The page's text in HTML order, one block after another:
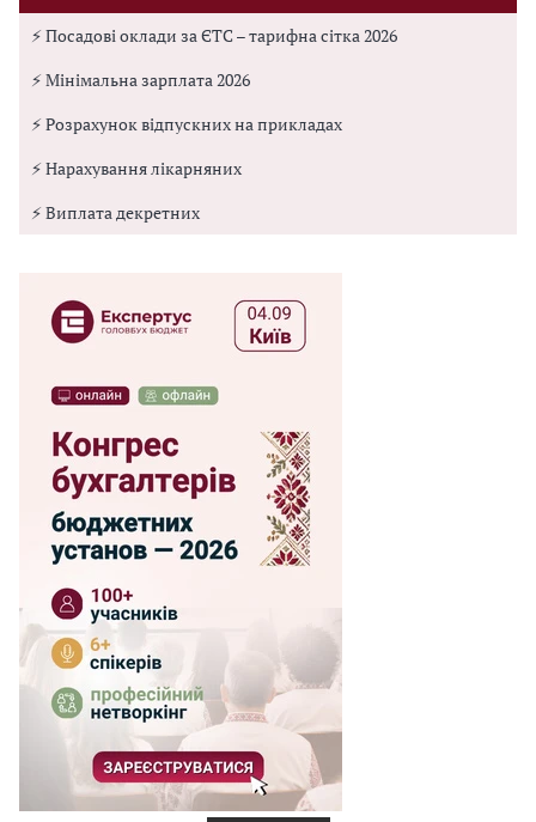
⚡ Посадові оклади за ЄТС – тарифна сітка 2026
⚡ Мінімальна зарплата 2026
⚡ Розрахунок відпускних на прикладах
⚡ Нарахування лікарняних
⚡ Виплата декретних